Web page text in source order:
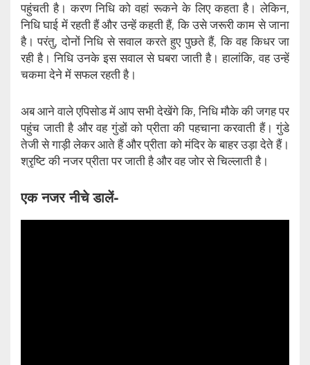
पहुंचती है। करण निधि को वहां रूकने के लिए कहता है। लेकिन,
निधि घाई में रहती हैं और उन्हें कहती हैं, कि उसे जरूरी काम से जाना
है। परंतु, दोनों निधि से सवाल करते हुए पुछते हैं, कि वह किधर जा
रही है। निधि उनके इस सवाल से घबरा जाती है। हालांकि, वह उन्हें
चकमा देने में सफल रहती है।
अब आने वाले एपिसोड में आप सभी देखेंगे कि, निधि मौके की जगह पर
पहुंच जाती है और वह गुंडों को प्रीता की पहचाना करवाती हैं। गुंडे
तेजी से गाड़ी लेकर आते हैं और प्रीता को मंदिर के बाहर उड़ा देते हैं।
श्रृष्टि की नजर प्रीता पर जाती है और वह जोर से चिल्लाती है।
एक नजर नीचे डालें-